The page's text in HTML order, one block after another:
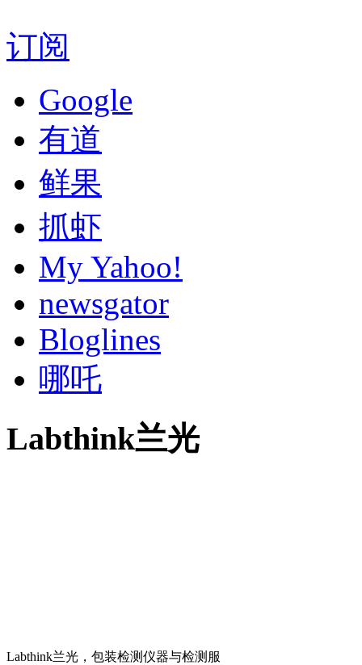
订阅
Google
有道
鲜果
抓虾
My Yahoo!
newsgator
Bloglines
哪吒
Labthink兰光
Labthink兰光，包装检测仪器与检测服